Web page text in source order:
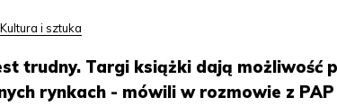
Kultura i sztuka
trudny. Targi książki dają możliwość
rynkach - mówili w rozmowie z